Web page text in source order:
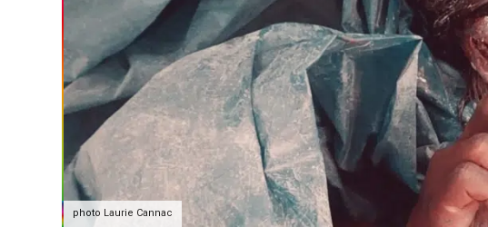
photo Laurie Cannac